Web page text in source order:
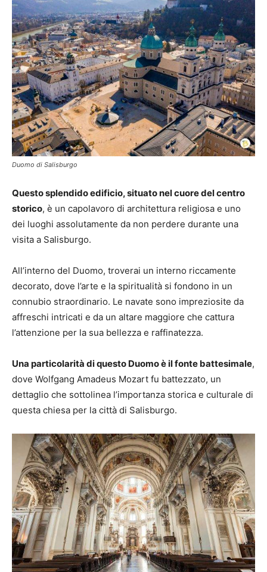
Duomo di Salisburgo
Questo splendido edificio, situato nel cuore del centro
storico, è un capolavoro di architettura religiosa e uno
dei luoghi assolutamente da non perdere durante una
visita a Salisburgo.
All’interno del Duomo, troverai un interno riccamente
decorato, dove l’arte e la spiritualità si fondono in un
connubio straordinario. Le navate sono impreziosite da
affreschi intricati e da un altare maggiore che cattura
l’attenzione per la sua bellezza e raffinatezza.
Una particolarità di questo Duomo è il fonte battesimale,
dove Wolfgang Amadeus Mozart fu battezzato, un
dettaglio che sottolinea l’importanza storica e culturale di
questa chiesa per la città di Salisburgo.